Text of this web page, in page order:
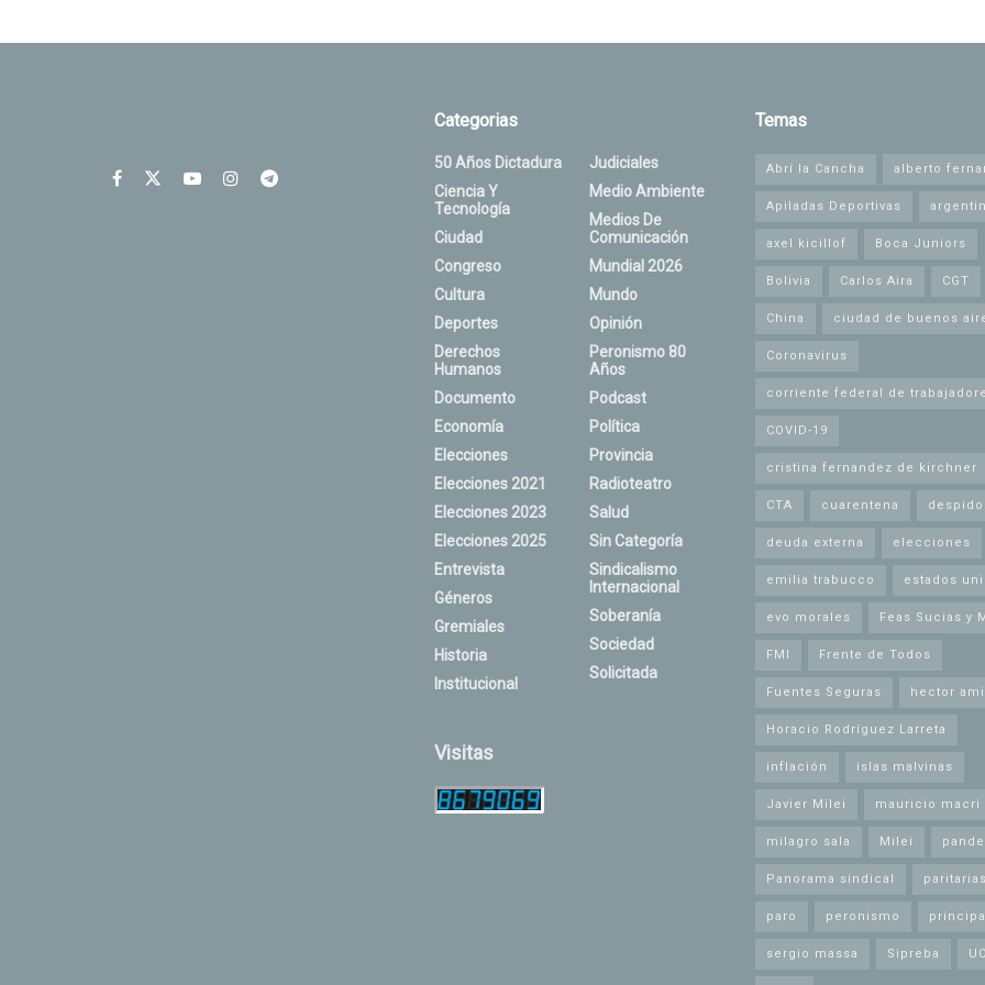
Categorias
50 Años Dictadura
Ciencia Y
Tecnología
Ciudad
Congreso
Cultura
Deportes
Derechos
Humanos
Documento
Economía
Elecciones
Elecciones 2021
Elecciones 2023
Elecciones 2025
Entrevista
Géneros
Gremiales
Historia
Institucional
Judiciales
Medio Ambiente
Medios De
Comunicación
Mundial 2026
Mundo
Opinión
Peronismo 80
Años
Podcast
Política
Provincia
Radioteatro
Salud
Sin Categoría
Sindicalismo
Internacional
Soberanía
Sociedad
Solicitada
Visitas
Temas
Abrí la Cancha alberto
Apiladas Deportivas
axel kicillof Boca Juniors
Bolivia Carlos Aira CGT
China ciudad de buenos
Coronavirus
corriente federal de
COVID-19
cristina fernandez de kirchner
CTA cuarentena
deuda externa elecciones
emilia trabucco estados
evo morales Feas Sucias y
FMI Frente de Todos
Fuentes Seguras hector
Horacio Rodríguez Larreta
inflación islas malvinas
Javier Milei mauricio macri
milagro sala Milei
Panorama sindical paritarias
paro peronismo
sergio massa Sipreba